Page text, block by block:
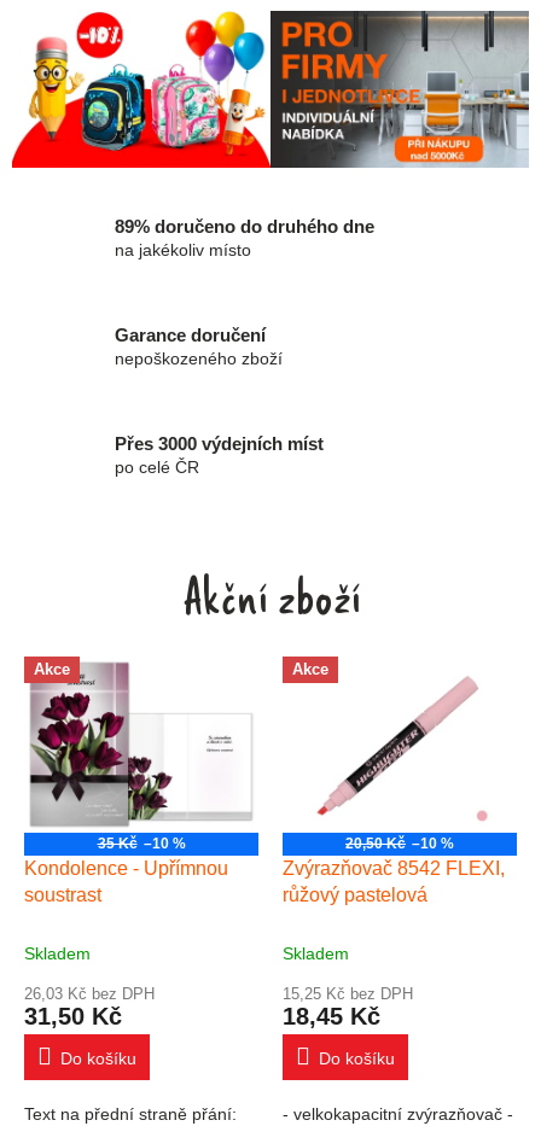
89% doručeno do druhého dne
na jakékoliv místo
Garance doručení
nepoškozeného zboží
Přes 3000 výdejních míst
po celé ČR
Akční zboží
Akce
35 Kč –10 %
Kondolence - Upřímnou
soustrast
Skladem
26,03 Kč bez DPH
31,50 Kč
Do košíku
Text na přední straně přání:
Akce
20,50 Kč –10 %
Zvýrazňovač 8542 FLEXI,
růžový pastelová
Skladem
15,25 Kč bez DPH
18,45 Kč
Do košíku
- velkokapacitní zvýrazňovač -